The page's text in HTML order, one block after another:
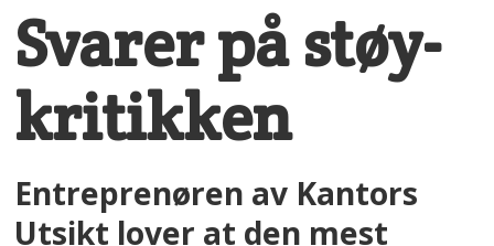
Svarer på støy-
kritikken
Entreprenøren av Kantors
Utsikt lover at den mest